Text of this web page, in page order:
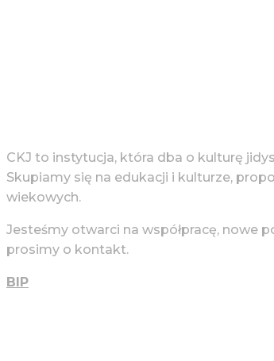
CKJ to instytucja, która dba o kulturę
Skupiamy się na edukacji i kulturze,
wiekowych.
Jesteśmy otwarci na współpracę, nowe
prosimy o kontakt.
BIP